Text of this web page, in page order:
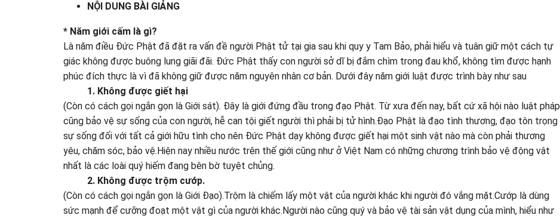
NỘI DUNG BÀI GIẢNG
* Năm giới cấm là gì?
Là năm điều Đức Phật đã đặt ra vấn đề người Phật tử tại gia sau khi quy y Tam Bảo, phải hiểu và tuân giữ một cách tự
giác không được buông lung giãi đãi. Đức Phật thấy con người sở dĩ bị đắm chìm trong đau khổ, không tìm được hạnh
phúc đích thực là vì đã không giữ được năm nguyên nhân cơ bản. Dưới đây năm giới luật được trình bày như sau
1. Không được giết hại
(Còn có cách gọi ngắn gọn là Giới sát). Đây là giới đứng đầu trong đạo Phật. Từ xưa đến nay, bất cứ xã hội nào luật pháp
cũng bảo vệ sự sống của con người, hễ can tội giết người thì phải bị tử hình.Đạo Phật là đạo tình thương, đạo tôn trọng
sự sống đối với tất cả giới hữu tình cho nên Đức Phật dạy không được giết hại một sinh vật nào mà còn phải thương
yêu, chăm sóc, bảo vệ.Hiện nay nhiều nước trên thế giới cũng như ở Việt Nam có những chương trình bảo vệ động vật
nhất là các loài quý hiếm đang bên bờ tuyệt chủng.
2. Không được trộm cướp.
(Còn có cách gọi ngắn gọn là Giới Đạo).Trộm là chiếm lấy một vật của người khác khi người đó vắng mặt.Cướp là dùng
sức mạnh để cưỡng đoạt một vật gì của người khác.Người nào cũng quý và bảo vệ tài sản vật dụng của mình, hiểu như